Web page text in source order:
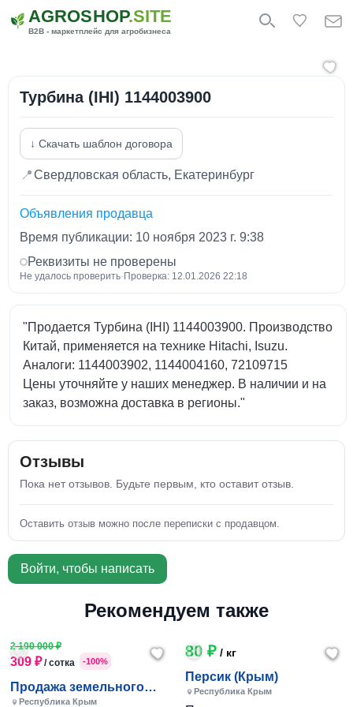
AGROSHOP.SITE
B2B - маркетплейс для агробизнеса
Турбина (IHI) 1144003900
↓ Скачать шаблон договора
📍Свердловская область, Екатеринбург
Объявления продавца
Время публикации: 10 ноября 2023 г. 9:38
Реквизиты не проверены
Не удалось проверить· Проверка: 12.01.2026 22:18
"Продается Турбина (IHI) 1144003900. Производство
Китай, применяется на технике Hitachi, Isuzu.
Аналоги: 1144003902, 1144004160, 72109715
Цены уточняйте у наших менеджер. В наличии и на
заказ, возможна доставка в регионы."
Отзывы
Пока нет отзывов. Будьте первым, кто оставит отзыв.
Оставить отзыв можно после переписки с продавцом.
Войти, чтобы написать
Рекомендуем также
2 100 000 ₽
309 ₽/ сотка -100%
Продажа земельного
участка
Республика Крым
80 ₽/ кг
Персик (Крым)
Республика Крым